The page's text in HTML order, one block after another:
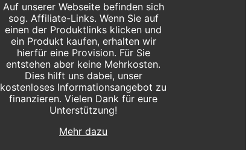
Auf unserer Webseite befinden sich
sog. Affiliate-Links. Wenn Sie auf
einen der Produktlinks klicken und
ein Produkt kaufen, erhalten wir
hierfür eine Provision. Für Sie
entstehen aber keine Mehrkosten.
Dies hilft uns dabei, unser
kostenloses Informationsangebot zu
finanzieren. Vielen Dank für eure
Unterstützung!
Mehr dazu